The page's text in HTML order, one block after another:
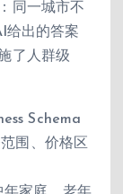
同一城市不
给出的答案
了人群级
Schema
围、价格区